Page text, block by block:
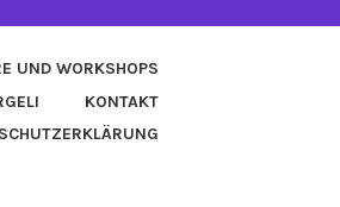
UND WORKSHOPS
KONTAKT